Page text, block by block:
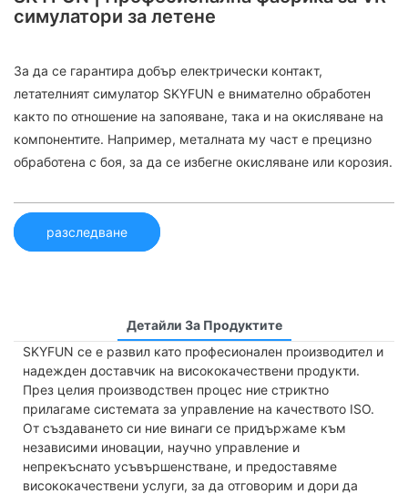
симулатори за летене
За да се гарантира добър електрически контакт,
летателният симулатор SKYFUN е внимателно обработен
както по отношение на запояване, така и на окисляване на
компонентите. Например, металната му част е прецизно
обработена с боя, за да се избегне окисляване или корозия.
разследване
Детайли За Продуктите
SKYFUN се е развил като професионален производител и
надежден доставчик на висококачествени продукти.
През целия производствен процес ние стриктно
прилагаме системата за управление на качеството ISO.
От създаването си ние винаги се придържаме към
независими иновации, научно управление и
непрекъснато усъвършенстване, и предоставяме
висококачествени услуги, за да отговорим и дори да